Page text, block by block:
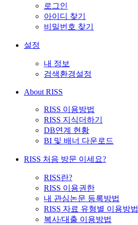
로그인
아이디 찾기
비밀번호 찾기
설정
내 정보
검색환경설정
About RISS
RISS 이용방법
RISS 지식더하기
DB연계 현황
BI 및 배너 다운로드
RISS 처음 방문 이세요?
RISS란?
RISS 이용권한
내 관심논문 등록방법
RISS 자료 유형별 이용방법
복사/대출 이용방법